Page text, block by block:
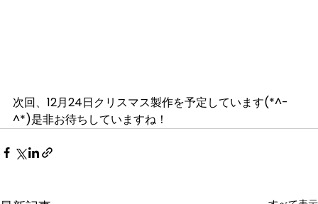
次回、12月24日クリスマス製作を予定しています(*^-
^*)是非お待ちしていますね！